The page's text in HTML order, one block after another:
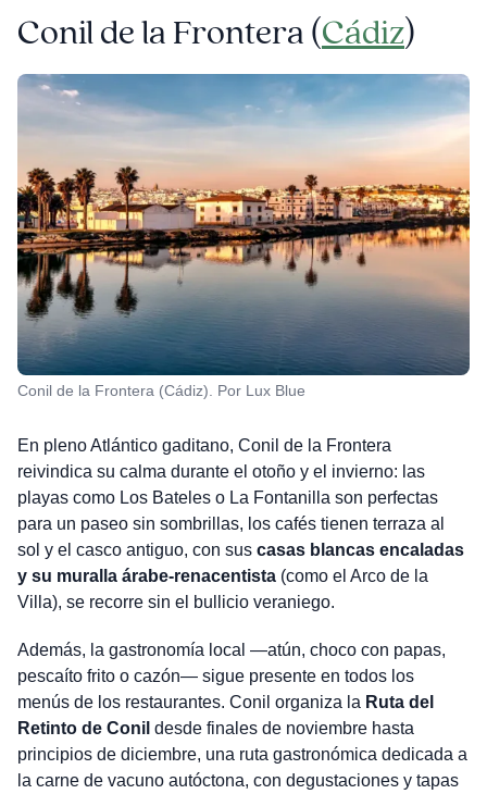
Conil de la Frontera (Cádiz)
Conil de la Frontera (Cádiz). Por Lux Blue
En pleno Atlántico gaditano, Conil de la Frontera
reivindica su calma durante el otoño y el invierno: las
playas como Los Bateles o La Fontanilla son perfectas
para un paseo sin sombrillas, los cafés tienen terraza al
sol y el casco antiguo, con sus casas blancas encaladas
y su muralla árabe-renacentista(como el Arco de la
Villa), se recorre sin el bullicio veraniego.
Además, la gastronomía local —atún, choco con papas,
pescaíto frito o cazón— sigue presente en todos los
menús de los restaurantes. Conil organiza la Ruta del
Retinto de Conil desde finales de noviembre hasta
principios de diciembre, una ruta gastronómica dedicada a
la carne de vacuno autóctona, con degustaciones y tapas